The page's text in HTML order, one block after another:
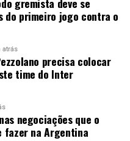
do primeiro jogo contra o
atrás
precisa colocar
time do Inter
negociações que o
fazer na Argentina